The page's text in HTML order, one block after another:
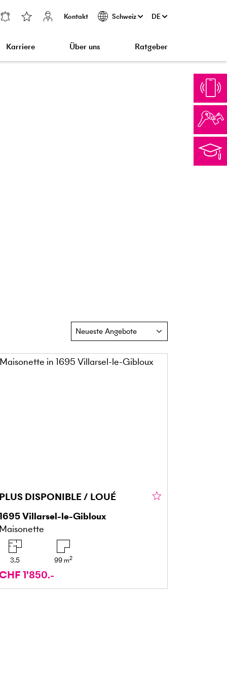
Kontakt Schweiz DE
Karriere Über uns Ratgeber
DISPONIBLE / LOUÉ
Villarsel-le-Gibloux
3.5 99 m2
1'850.-